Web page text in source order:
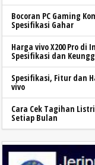
Bocoran PC Gaming
Spesifikasi Gahar
Harga vivo X200 Pro di
Spesifikasi dan
Spesifikasi, Fitur dan
vivo
Cara Cek Tagihan
Setiap Bulan